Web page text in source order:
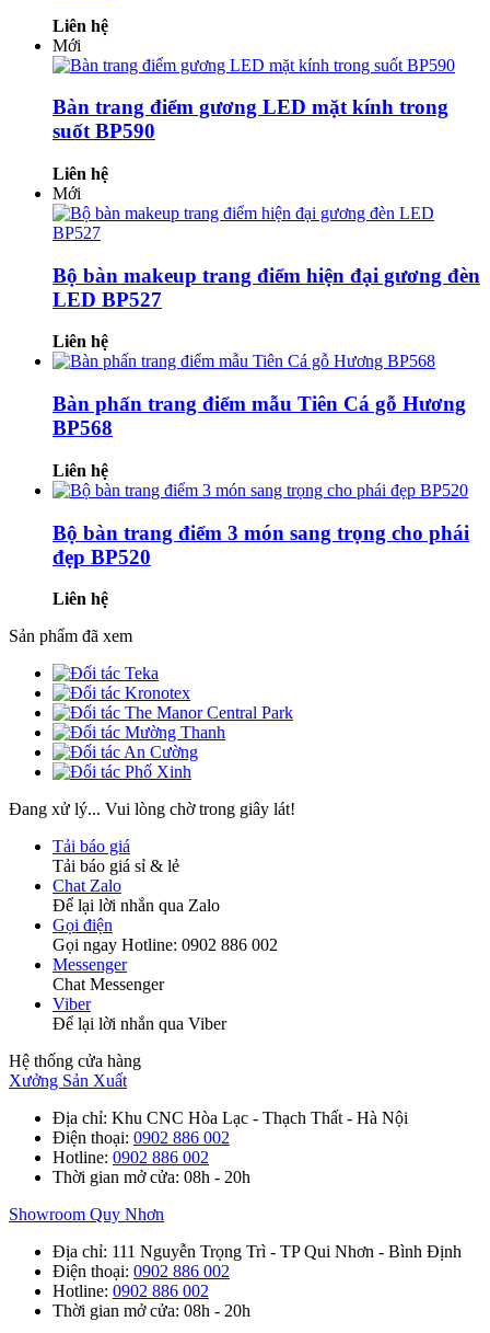
Liên hệ
Mới
Bàn trang điểm gương LED mặt kính trong
suốt BP590
Liên hệ
Mới
Bộ bàn makeup trang điểm hiện đại gương đèn
LED BP527
Liên hệ
Bàn phấn trang điểm mẫu Tiên Cá gỗ Hương
BP568
Liên hệ
Bộ bàn trang điểm 3 món sang trọng cho phái
đẹp BP520
Liên hệ
Sản phẩm đã xem
Đang xử lý... Vui lòng chờ trong giây lát!
Tải báo giá
Tải báo giá sỉ & lẻ
Chat Zalo
Để lại lời nhắn qua Zalo
Gọi điện
Gọi ngay Hotline: 0902 886 002
Messenger
Chat Messenger
Viber
Để lại lời nhắn qua Viber
Hệ thống cửa hàng
Xưởng Sản Xuất
Địa chỉ: Khu CNC Hòa Lạc - Thạch Thất - Hà Nội
Điện thoại: 0902 886 002
Hotline: 0902 886 002
Thời gian mở cửa: 08h - 20h
Showroom Quy Nhơn
Địa chỉ: 111 Nguyễn Trọng Trì - TP Qui Nhơn - Bình Định
Điện thoại: 0902 886 002
Hotline: 0902 886 002
Thời gian mở cửa: 08h - 20h